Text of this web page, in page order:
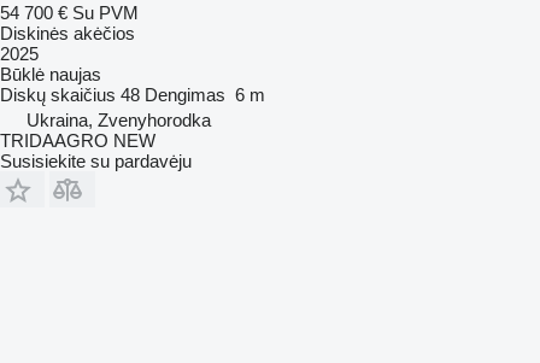
54 700 € Su PVM
Diskinės akėčios
2025
Būklė naujas
Diskų skaičius 48 Dengimas 6 m
Ukraina, Zvenyhorodka
TRIDAAGRO NEW
Susisiekite su pardavėju